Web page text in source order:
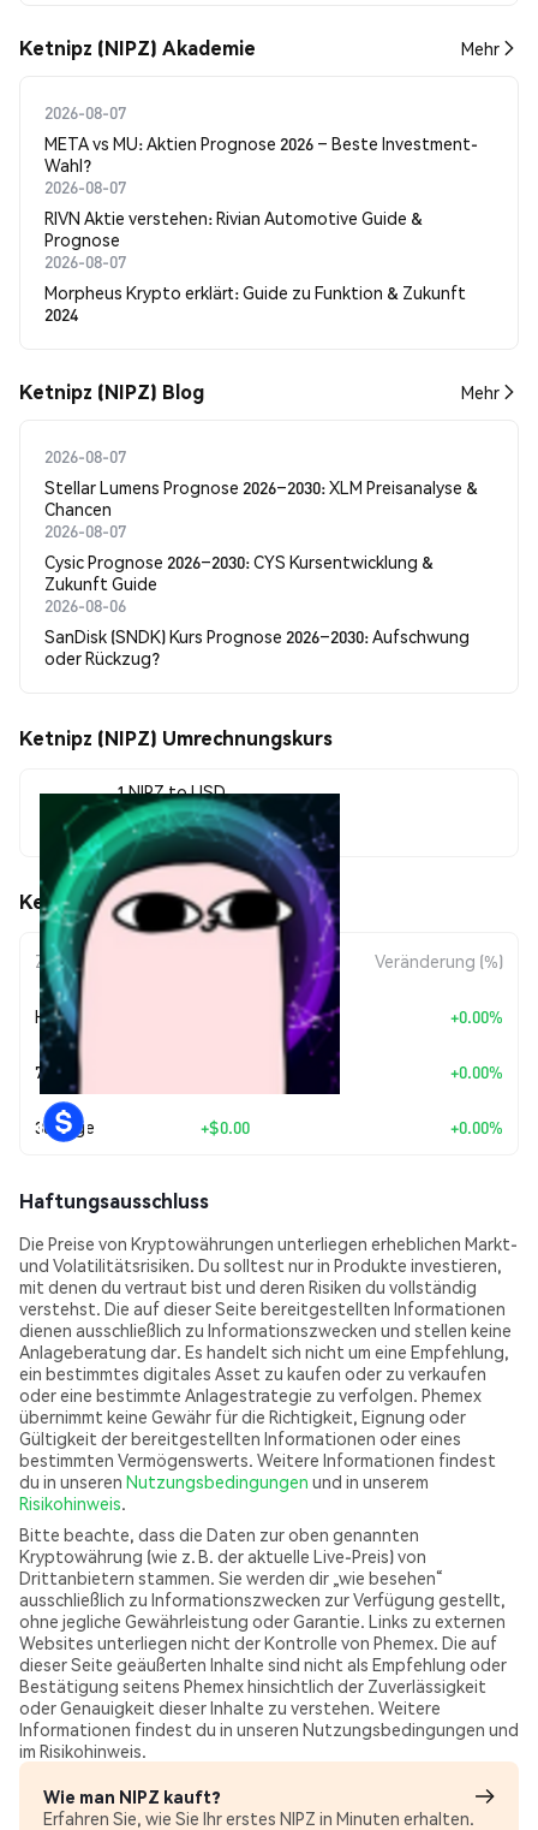
Ketnipz (NIPZ) Akademie Mehr
2026-08-07
META vs MU: Aktien Prognose 2026 – Beste Investment-
Wahl?
2026-08-07
RIVN Aktie verstehen: Rivian Automotive Guide &
Prognose
2026-08-07
Morpheus Krypto erklärt: Guide zu Funktion & Zukunft
2024
Ketnipz (NIPZ) Blog Mehr
2026-08-07
Stellar Lumens Prognose 2026–2030: XLM Preisanalyse &
Chancen
2026-08-07
Cysic Prognose 2026–2030: CYS Kursentwicklung &
Zukunft Guide
2026-08-06
SanDisk (SNDK) Kurs Prognose 2026–2030: Aufschwung
oder Rückzug?
Ketnipz (NIPZ) Umrechnungskurs
1 NIPZ to USD
$0.00000663
Ketnipz (NIPZ) Kursbewegungen
Zeitraum Betragsänderung Veränderung (%)
Heute +0.00%
7 Tage +0.00%
30 Tage +$0.00 +0.00%
Haftungsausschluss
Die Preise von Kryptowährungen unterliegen erheblichen Markt-
und Volatilitätsrisiken. Du solltest nur in Produkte investieren,
mit denen du vertraut bist und deren Risiken du vollständig
verstehst. Die auf dieser Seite bereitgestellten Informationen
dienen ausschließlich zu Informationszwecken und stellen keine
Anlageberatung dar. Es handelt sich nicht um eine Empfehlung,
ein bestimmtes digitales Asset zu kaufen oder zu verkaufen
oder eine bestimmte Anlagestrategie zu verfolgen. Phemex
übernimmt keine Gewähr für die Richtigkeit, Eignung oder
Gültigkeit der bereitgestellten Informationen oder eines
bestimmten Vermögenswerts. Weitere Informationen findest
du in unseren Nutzungsbedingungen und in unserem
Risikohinweis.
Bitte beachte, dass die Daten zur oben genannten
Kryptowährung (wie z. B. der aktuelle Live-Preis) von
Drittanbietern stammen. Sie werden dir „wie besehen“
ausschließlich zu Informationszwecken zur Verfügung gestellt,
ohne jegliche Gewährleistung oder Garantie. Links zu externen
Websites unterliegen nicht der Kontrolle von Phemex. Die auf
dieser Seite geäußerten Inhalte sind nicht als Empfehlung oder
Bestätigung seitens Phemex hinsichtlich der Zuverlässigkeit
oder Genauigkeit dieser Inhalte zu verstehen. Weitere
Informationen findest du in unseren Nutzungsbedingungen und
im Risikohinweis.
Wie man NIPZ kauft?
Erfahren Sie, wie Sie Ihr erstes NIPZ in Minuten erhalten.